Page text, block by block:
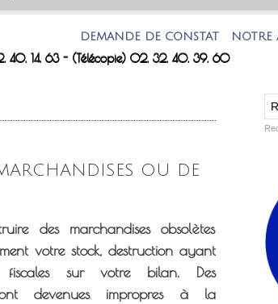
DEMANDE DE CONSTAT NOTRE
40. 14. 63 - (Télécopie) 02. 32. 40. 39. 60
OU DE
des marchandises obsolètes
votre stock, destruction ayant
fiscales sur votre bilan. Des
devenues impropres à la